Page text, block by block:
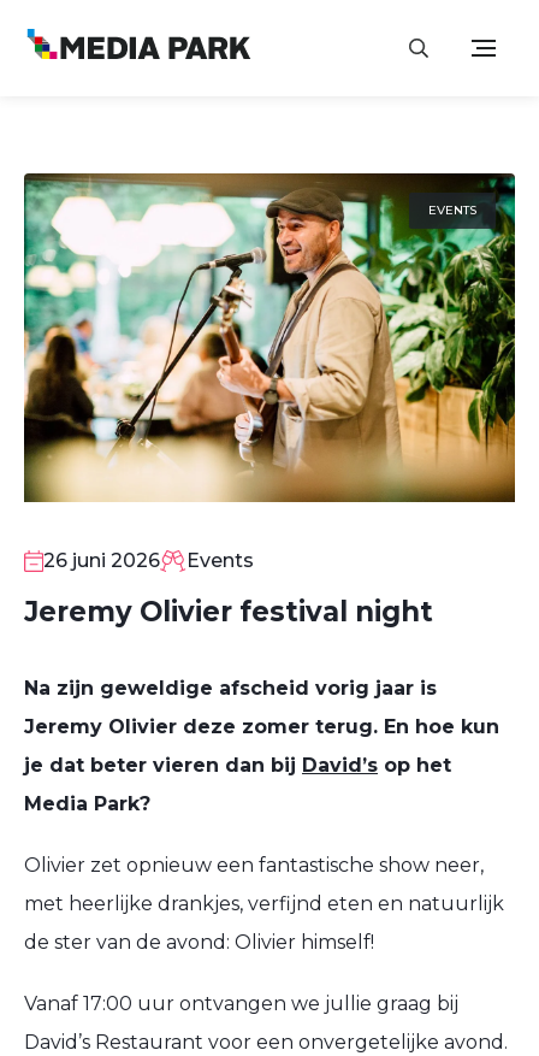
EVENTS
JUN
26 juni 2026 Events
Jeremy Olivier festival night
Na zijn geweldige afscheid vorig jaar is
Jeremy Olivier deze zomer terug. En hoe kun
je dat beter vieren dan bij David’s op het
Media Park?
Olivier zet opnieuw een fantastische show neer,
met heerlijke drankjes, verfijnd eten en natuurlijk
de ster van de avond: Olivier himself!
Vanaf 17:00 uur ontvangen we jullie graag bij
David’s Restaurant voor een onvergetelijke avond.